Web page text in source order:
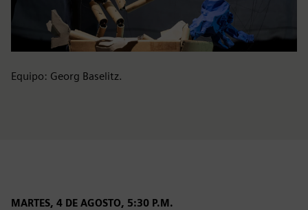
Equipo: Georg Baselitz.
MARTES, 4 DE AGOSTO, 5:30 P.M.